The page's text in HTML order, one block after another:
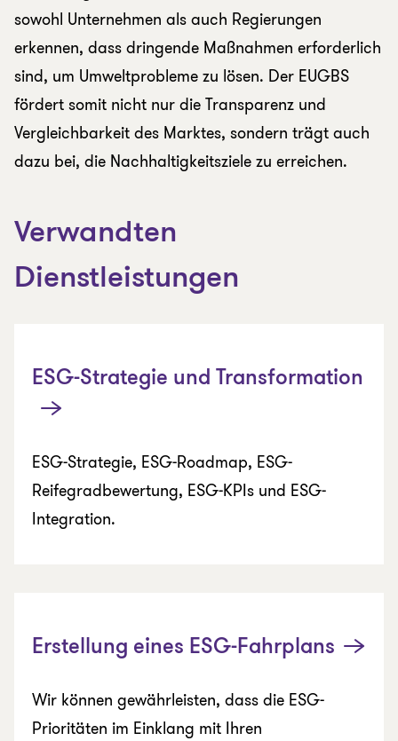
sowohl Unternehmen als auch Regierungen
erkennen, dass dringende Maßnahmen erforderlich
sind, um Umweltprobleme zu lösen. Der EUGBS
fördert somit nicht nur die Transparenz und
Vergleichbarkeit des Marktes, sondern trägt auch
dazu bei, die Nachhaltigkeitsziele zu erreichen.
Verwandten
Dienstleistungen
ESG-Strategie und Transformation
ESG-Strategie, ESG-Roadmap, ESG-
Reifegradbewertung, ESG-KPIs und ESG-
Integration.
Erstellung eines ESG-Fahrplans
Wir können gewährleisten, dass die ESG-
Prioritäten im Einklang mit Ihren